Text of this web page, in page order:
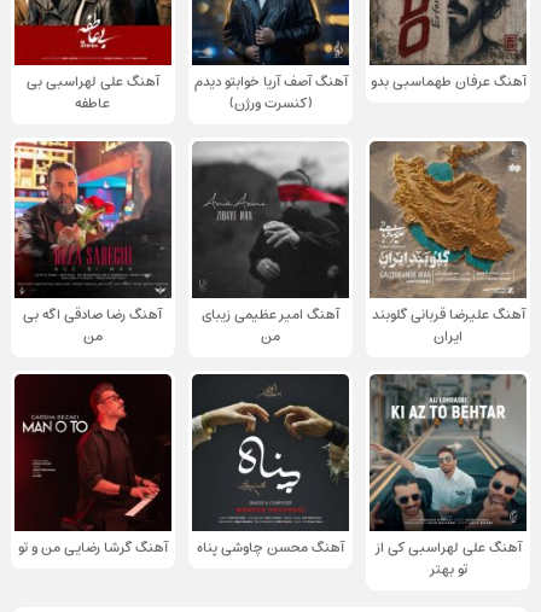
آهنگ عرفان طهماسبی بدو
آهنگ آصف آریا خوابتو دیدم
(کنسرت ورژن)
آهنگ علی لهراسبی بی
عاطفه
آهنگ علیرضا قربانی گلوبند
ایران
آهنگ امیر عظیمی زیبای
من
آهنگ رضا صادقی اگه بی
من
آهنگ علی لهراسبی کی از
تو ‌بهتر
آهنگ محسن چاوشی پناه آهنگ گرشا رضایی من و تو